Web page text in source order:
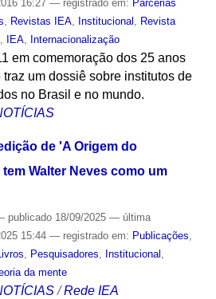
16:27 — registrado em: Parcerias
Revistas IEA, Institucional
Revista
IEA, Internacionalização
em comemoração dos 25 anos
um dossiê sobre institutos de
no Brasil e no mundo.
de 'A Origem do
Walter Neves como um
publicado18/09/2025 — última
15:44 — registrado em: Publicações,
, Pesquisadores, Institucional ,
da mente
/Rede IEA